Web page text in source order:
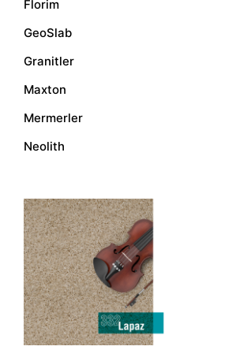
Florim
GeoSlab
Granitler
Maxton
Mermerler
Neolith